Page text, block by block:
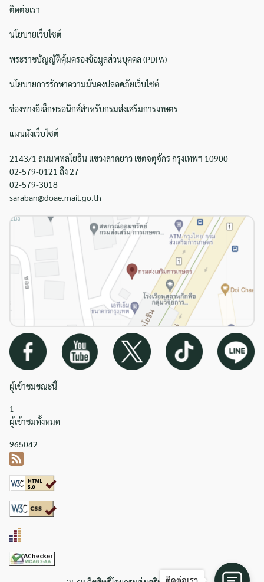
ติดต่อเรา
นโยบายเว็บไซต์
พระราชบัญญัติคุ้มครองข้อมูลส่วนบุคคล (PDPA)
นโยบายการรักษาความมั่นคงปลอดภัยเว็บไซต์
ช่องทางอิเล็กทรอนิกส์สำหรับกรมส่งเสริมการเกษตร
แผนผังเว็บไซต์
2143/1 ถนนพหลโยธิน แขวงลาดยาว เขตจตุจักร กรุงเทพฯ 10900
02-579-0121 ถึง 27
02-579-3018
saraban@doae.mail.go.th
ผู้เข้าชมขณะนี้
1
ผู้เข้าชมทั้งหมด
965042